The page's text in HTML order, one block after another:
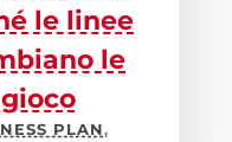
le linee
le
PLAN,